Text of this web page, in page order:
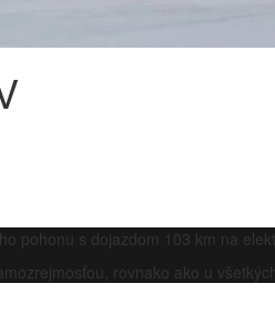
pohonu s dojazdom 103 km na
rovnako ako u